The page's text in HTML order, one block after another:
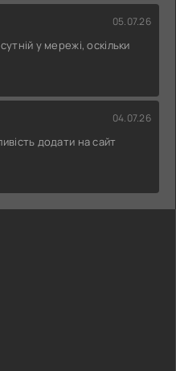
05.07.26
у мережі, оскільки
04.07.26
додати на сайт